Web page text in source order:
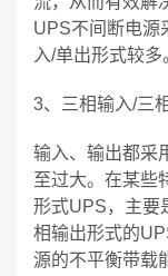
UPS不间断电源
入/单出形式较多
3、三相输入/三
输入、输出都采
至过大。在某些
形式UPS，主要
相输出形式的
源的不平衡带载